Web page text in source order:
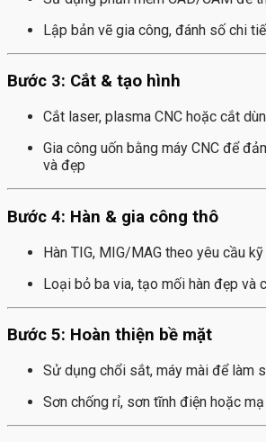
Lập bản vẽ gia công, đánh số chi
Bước 3: Cắt & tạo hình
Cắt laser, plasma CNC hoặc cắt
Gia công uốn bằng máy CNC để
và đẹp
Bước 4: Hàn & gia công thô
Hàn TIG, MIG/MAG theo yêu cầu
Loại bỏ ba via, tạo mối hàn đẹp và
Bước 5: Hoàn thiện bề mặt
Sử dụng chổi sắt, máy mài để làm
Sơn chống rỉ, sơn tĩnh điện hoặc